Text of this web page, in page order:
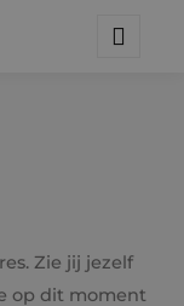
Zie jij jezelf
op dit moment